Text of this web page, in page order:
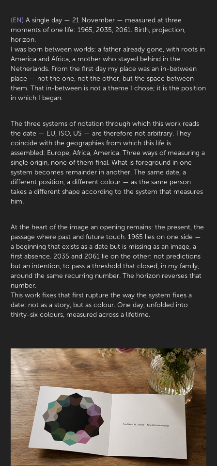
(EN) A single day — 21 November — measured at three
moments of one life: 1965, 2035, 2061. Birth, projection,
horizon.
I was born between worlds: a father already gone, with roots in
America and Africa, a mother who stayed behind in the
Netherlands. From the first day my place was an in-between
place — not the one, not the other, but the space between
them. That in-between is not a theme I chose; it is the position
in which I began.
The three systems of notation through which this work reads
the date — EU, ISO, US — are therefore not arbitrary. They
coincide with the geographies from which this life is
assembled: Europe, Africa, America. Three ways of measuring a
single origin, none of them final. What is foreground in one
system becomes remainder in another. The same date, a
different position, a different colour — as the same person
takes a different shape according to the system that measures
him.
At the heart of the image an opening remains: the present, the
passage where past and future touch. 1965 lies on one side —
a beginning that exists as a date but is missing as an image, a
first absence. 2035 and 2061 lie on the other: not predictions
but an intention, to pass a threshold that closed, in my family,
around the same recurring number. The horizon reverses that
number.
This work fixes that first rupture the way the system fixes a
date: not as a story, but as colour. One day, unfolded into
thirty-six colours, measured across a lifetime.